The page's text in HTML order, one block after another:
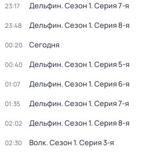
23:17 Дельфин. Сезон 1. Серия 7-я
23:48 Дельфин. Сезон 1. Серия 8-я
00:20 Сегодня
00:40 Дельфин. Сезон 1. Серия 5-я
01:07 Дельфин. Сезон 1. Серия 6-я
01:35 Дельфин. Сезон 1. Серия 7-я
02:02 Дельфин. Сезон 1. Серия 8-я
02:30 Волк. Сезон 1. Серия 3-я